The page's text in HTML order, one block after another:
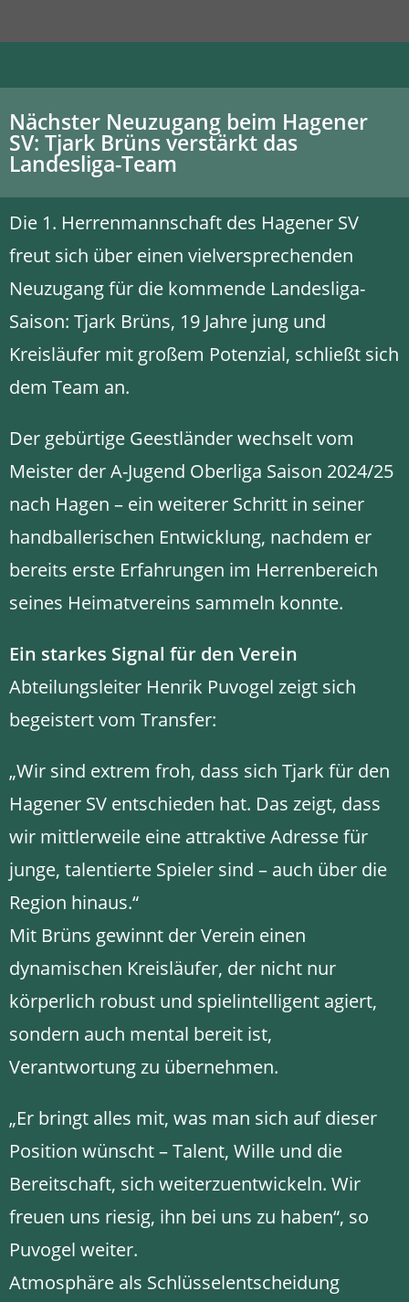
Nächster Neuzugang beim Hagener
SV: Tjark Brüns verstärkt das
Landesliga-Team
Die 1. Herrenmannschaft des Hagener SV
freut sich über einen vielversprechenden
Neuzugang für die kommende Landesliga-
Saison: Tjark Brüns, 19 Jahre jung und
Kreisläufer mit großem Potenzial, schließt sich
dem Team an.
Der gebürtige Geestländer wechselt vom
Meister der A-Jugend Oberliga Saison 2024/25
nach Hagen – ein weiterer Schritt in seiner
handballerischen Entwicklung, nachdem er
bereits erste Erfahrungen im Herrenbereich
seines Heimatvereins sammeln konnte.
Ein starkes Signal für den Verein
Abteilungsleiter Henrik Puvogel zeigt sich
begeistert vom Transfer:
„Wir sind extrem froh, dass sich Tjark für den
Hagener SV entschieden hat. Das zeigt, dass
wir mittlerweile eine attraktive Adresse für
junge, talentierte Spieler sind – auch über die
Region hinaus.“
Mit Brüns gewinnt der Verein einen
dynamischen Kreisläufer, der nicht nur
körperlich robust und spielintelligent agiert,
sondern auch mental bereit ist,
Verantwortung zu übernehmen.
„Er bringt alles mit, was man sich auf dieser
Position wünscht – Talent, Wille und die
Bereitschaft, sich weiterzuentwickeln. Wir
freuen uns riesig, ihn bei uns zu haben“, so
Puvogel weiter.
Atmosphäre als Schlüsselentscheidung